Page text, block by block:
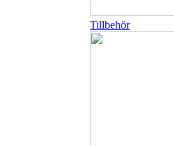
Tillbehör